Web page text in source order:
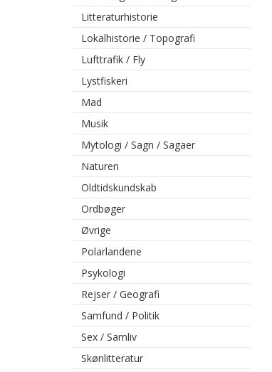
Litteraturhistorie
Lokalhistorie / Topografi
Lufttrafik / Fly
Lystfiskeri
Mad
Musik
Mytologi / Sagn / Sagaer
Naturen
Oldtidskundskab
Ordbøger
Øvrige
Polarlandene
Psykologi
Rejser / Geografi
Samfund / Politik
Sex / Samliv
Skønlitteratur